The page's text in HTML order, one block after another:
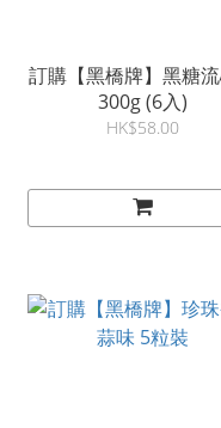
訂購【黑橋牌】黑糖
300g (6入)
HK$58.00